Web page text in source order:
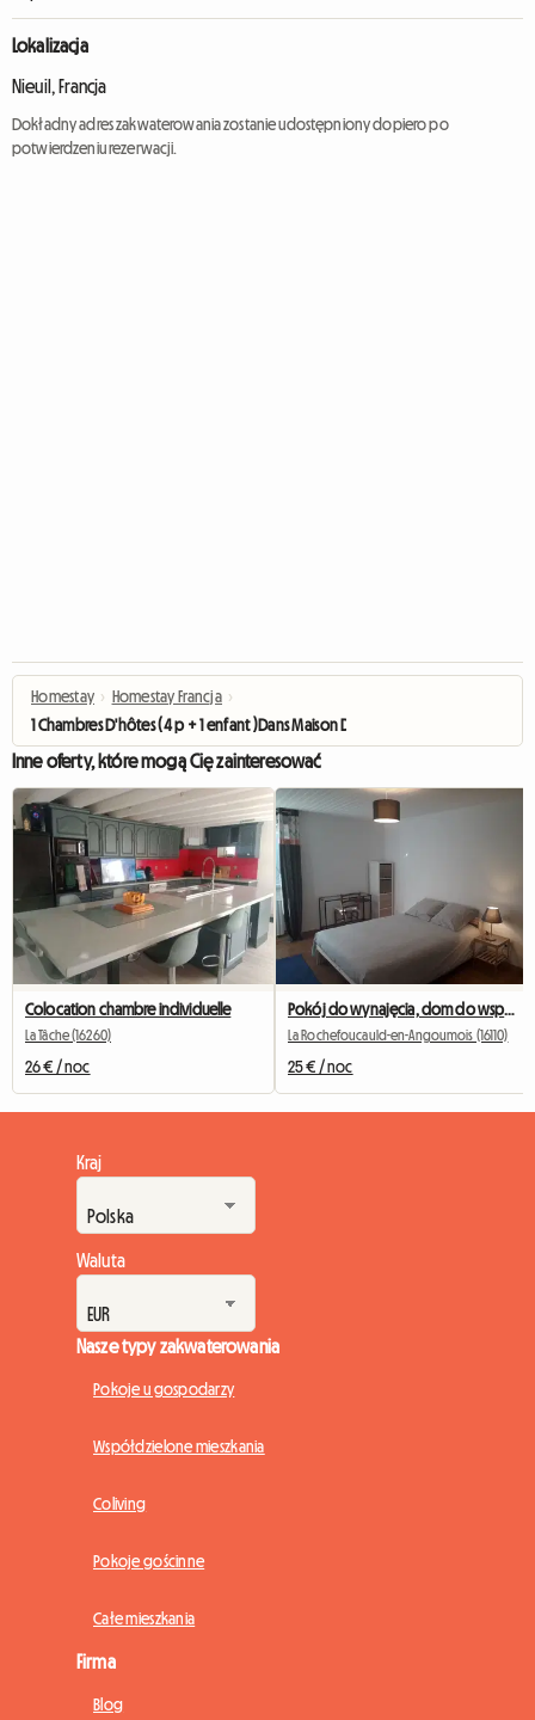
Lokalizacja
Nieuil, Francja
Dokładny adres zakwaterowania zostanie udostępniony dopiero po
potwierdzeniu rezerwacji.
Homestay › Homestay Francja ›
1 Chambres D'hôtes (4 p + 1 enfant )Dans Maison De Charme
Inne oferty, które mogą Cię zainteresować
Colocation chambre individuelle
La Tâche (16260)
26 € / noc
Pokój do wynajęcia, dom do współdzielenia
La Rochefoucauld-en-Angoumois (16110)
25 € / noc
Kraj
Waluta
Nasze typy zakwaterowania
Pokoje u gospodarzy
Współdzielone mieszkania
Coliving
Pokoje gościnne
Całe mieszkania
Firma
Blog